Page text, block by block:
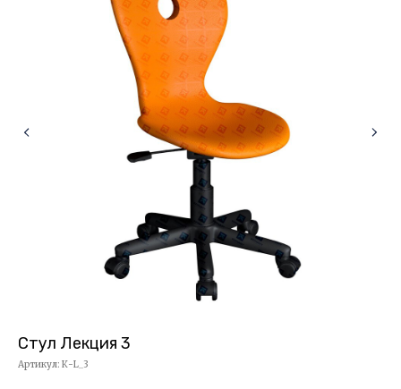
Стул Лекция 3
Артикул: К-L_3